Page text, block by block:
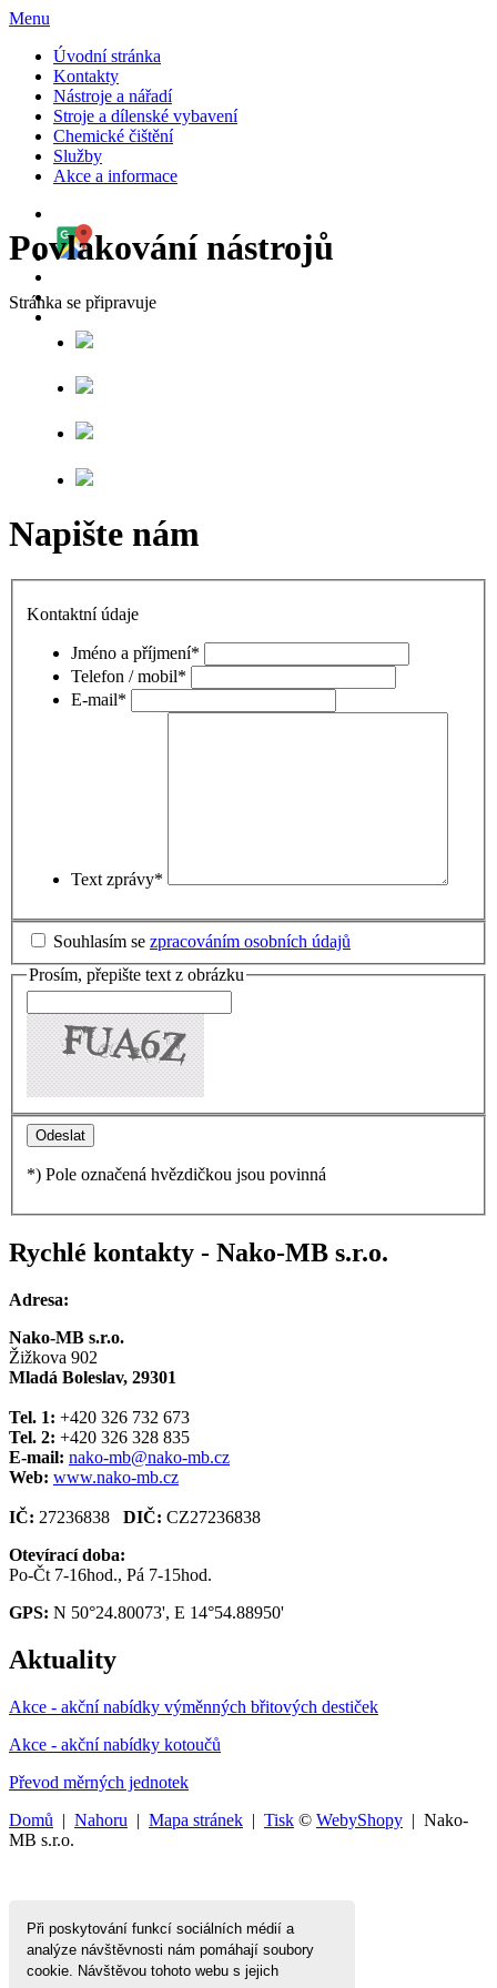
Při poskytování funkcí sociálních médií a
analýze návštěvnosti nám pomáhají soubory
cookie. Návštěvou tohoto webu s jejich
Menu
Úvodní stránka
Kontakty
Nástroje a nářadí
Stroje a dílenské vybavení
Chemické čištění
Služby
Akce a informace
Povlakování nástrojů
Stránka se připravuje
Napište nám
Kontaktní údaje
Jméno a příjmení*
Telefon / mobil*
E-mail*
Text zprávy*
Souhlasím se zpracováním osobních údajů
Prosím, přepište text z obrázku
*) Pole označená hvězdičkou jsou povinná
Rychlé kontakty - Nako-MB s.r.o.
Adresa:
Nako-MB s.r.o.
Žižkova 902
Mladá Boleslav, 29301
Tel. 1: +420 326 732 673
Tel. 2: +420 326 328 835
E-mail: nako-mb@nako-mb.cz
Web: www.nako-mb.cz
IČ: 27236838 DIČ: CZ27236838
Otevírací doba:
Po-Čt 7-16hod., Pá 7-15hod.
GPS: N 50°24.80073', E 14°54.88950'
Aktuality
Akce - akční nabídky výměnných břitových destiček
Akce - akční nabídky kotoučů
Převod měrných jednotek
Domů | Nahoru | Mapa stránek | Tisk © WebyShopy | Nako-
MB s.r.o.